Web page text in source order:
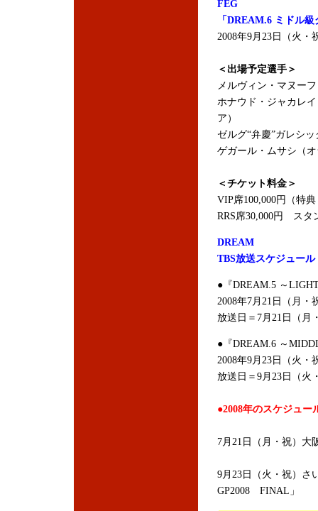
FEG
「DREAM.6 ミドル
2008年9月23日（火・
＜出場予定選手＞
メルヴィン・マヌー
ホナウド・ジャカレ
ア）
ゼルグ“弁慶”ガレシ
ゲガール・ムサシ（
＜チケット料金＞
VIP席100,000円（特
RRS席30,000円 スタ
DREAM
TBS放送スケジュール
●『DREAM.5 ～
2008年7月21日（月・
放送日＝7月21日（月
●『DREAM.6 ～
2008年9月23日（火・
放送日＝9月23日（火
●2008年のスケジュー
7月21日（月・祝）
9月23日（火・祝）
GP2008 FINAL」